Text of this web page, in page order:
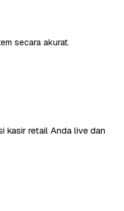
secara akurat.
kasir retail Anda live dan